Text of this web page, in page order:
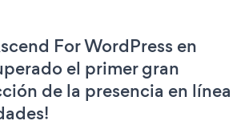
For WordPress en
el primer gran
de la presencia en línea